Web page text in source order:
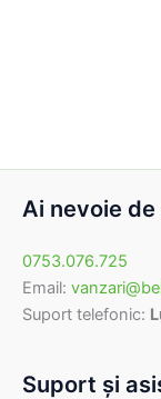
Ai nevoie
0753.076.725
Email:
Suport telefonic:
Suport şi